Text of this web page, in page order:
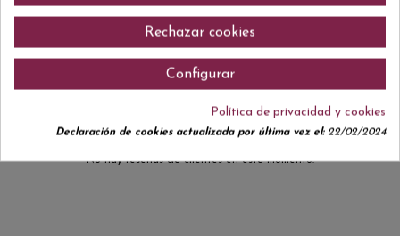
Comentarios (0)
No hay reseñas de clientes en este momento.
Rechazar cookies
Configurar
Política de privacidad y cookies
Declaración de cookies actualizada por última vez el:22/02/2024